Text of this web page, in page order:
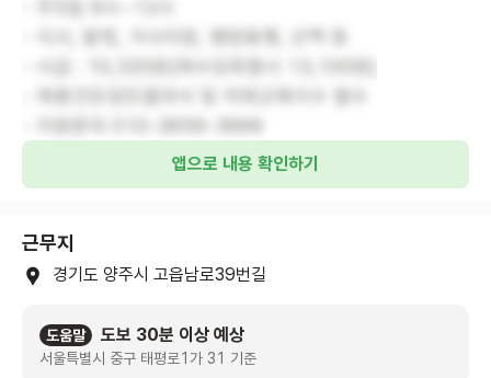
앱으로 내용 확인하기
근무지
경기도 양주시 고읍남로39번길
도움말 도보 30분 이상 예상
서울특별시 중구 태평로1가 31 기준